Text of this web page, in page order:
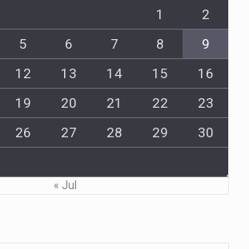
1
2
5 6 7 8
9
12 13 14 15
16
19 20 21 22
23
26 27 28 29
30
« Jul